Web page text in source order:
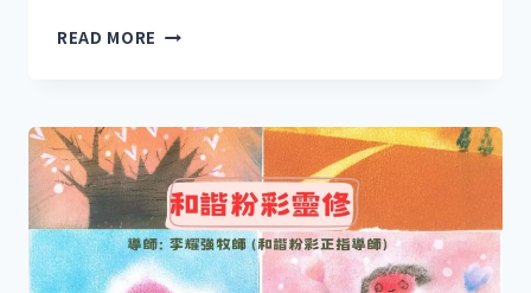
READ MORE
聽
者
【LISTENING
REVOLUTION】
工
作
坊